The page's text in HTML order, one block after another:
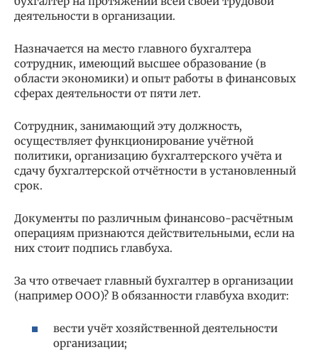
деятельности в организации.
Назначается на место главного бухгалтера
сотрудник, имеющий высшее образование (в
области экономики) и опыт работы в финансовых
сферах деятельности от пяти лет.
Сотрудник, занимающий эту должность,
осуществляет функционирование учётной
политики, организацию бухгалтерского учёта и
сдачу бухгалтерской отчётности в установленный
срок.
Документы по различным финансово-расчётным
операциям признаются действительными, если на
них стоит подпись главбуха.
За что отвечает главный бухгалтер в организации
(например ООО)? В обязанности главбуха входит:
вести учёт хозяйственной деятельности
организации;